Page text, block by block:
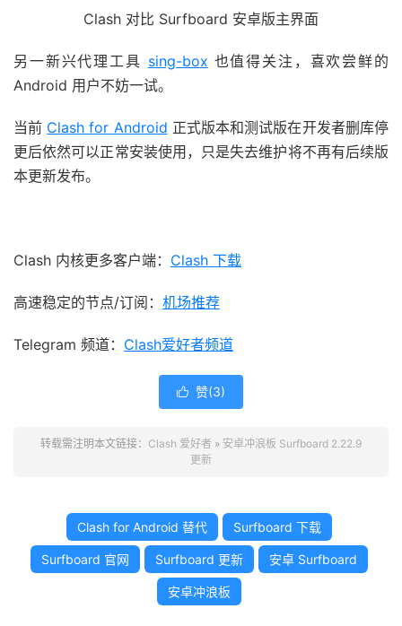
Clash 对比 Surfboard 安卓版主界面
另一新兴代理工具 sing-box 也值得关注，喜欢尝鲜的
Android 用户不妨一试。
当前 Clash for Android 正式版本和测试版在开发者删库停
更后依然可以正常安装使用，只是失去维护将不再有后续版
本更新发布。
Clash 内核更多客户端： Clash 下载
高速稳定的节点/订阅： 机场推荐
Telegram 频道： Clash爱好者频道
 赞(3)
转载需注明本文链接： Clash 爱好者 » 安卓冲浪板 Surfboard 2.22.9
更新
Clash for Android 替代 Surfboard 下载
Surfboard 官网 Surfboard 更新 安卓 Surfboard
安卓冲浪板